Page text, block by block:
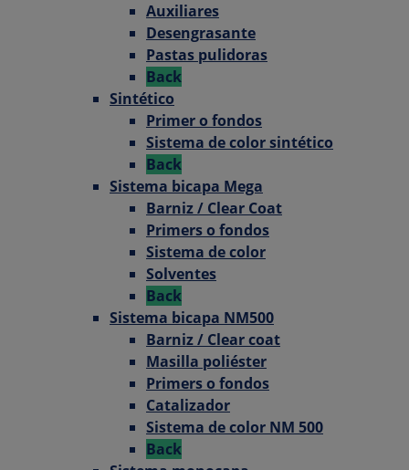
Auxiliares
Desengrasante
Pastas pulidoras
Back
Sintético
Primer o fondos
Sistema de color sintético
Back
Sistema bicapa Mega
Barniz / Clear Coat
Primers o fondos
Sistema de color
Solventes
Back
Sistema bicapa NM500
Barniz / Clear coat
Masilla poliéster
Primers o fondos
Catalizador
Sistema de color NM 500
Back